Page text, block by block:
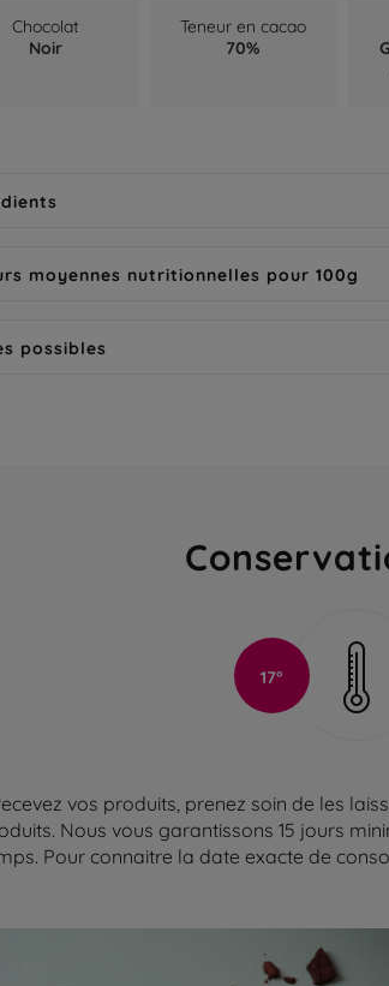
Chocolat
Noir
Teneur en cacao
70%
moyennes nutritionnelles pour 100g
possibles
17°
vos produits, prenez soin de les
Nous vous garantissons 15 jours
Pour connaitre la date exacte de